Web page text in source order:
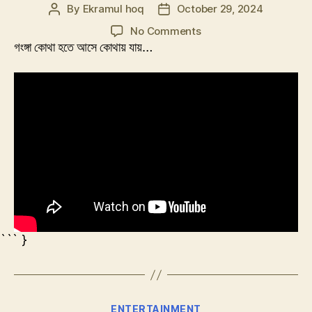
Post
By Ekramul hoq
PostOctober 29, 2024
No Commentson
Khase
গংঙ্গা কোথা হতে আসে কোথায় যায়…
``` }
Categories
ENTERTAINMENT